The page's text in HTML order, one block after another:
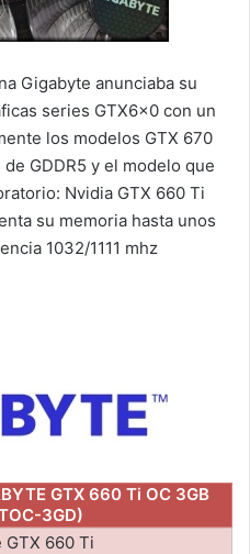
Gigabyte anunciaba su
series GTX6x0 con un
los modelos GTX 670
GDDR5 y el modelo que
Nvidia GTX 660 Ti
su memoria hasta unos
1032/1111 mhz
GTX 660 Ti OC 3GB
3GD)
GTX 660 Ti